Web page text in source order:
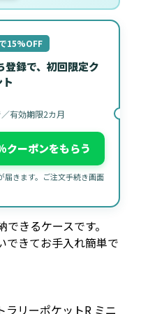
15%OFF
登録で、初回限定ク
有効期限2カ月
クーポンをもらう
届きます。ご注文手続き画面
きるケースです。
できてお手入れ簡単で
リーポケットR ミニ